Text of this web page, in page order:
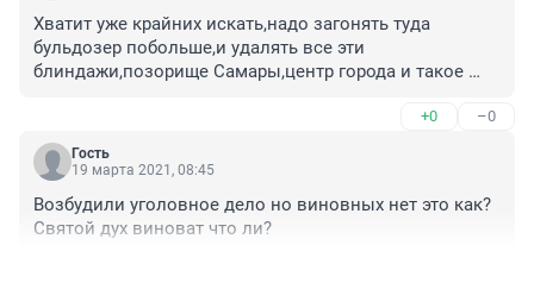
Хватит уже крайних искать,надо загонять туда
бульдозер побольше,и удалять все эти
блиндажи,позорище Самары,центр города и такое
огораживаются от города 5 метровым забором,и
получают удовольствие в своей помойке
+0 –0
Гость
19 марта 2021, 08:45
Возбудили уголовное дело но виновных нет это как?
Святой дух виноват что ли?